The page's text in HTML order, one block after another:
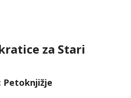
za Stari
Petoknjižje